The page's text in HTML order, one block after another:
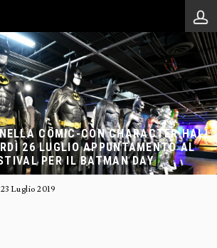
COMIC-CON CHARACTER HALL
26 LUGLIO APPUNTAMENTO AL
PER IL BATMAN DAY
23 Luglio 2019